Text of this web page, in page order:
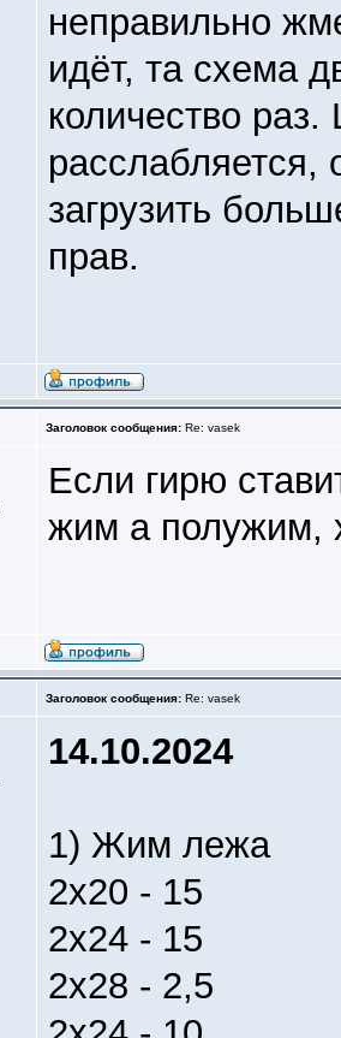
неправильно
идёт, та схема
количество
расслабляется,
загрузить
прав.
Заголовок сообщения: Re: vasek
Если гирю
жим а полужим,
Заголовок сообщения: Re: vasek
14.10.2024
1) Жим лежа
2х20 - 15
2х24 - 15
2х28 - 2,5